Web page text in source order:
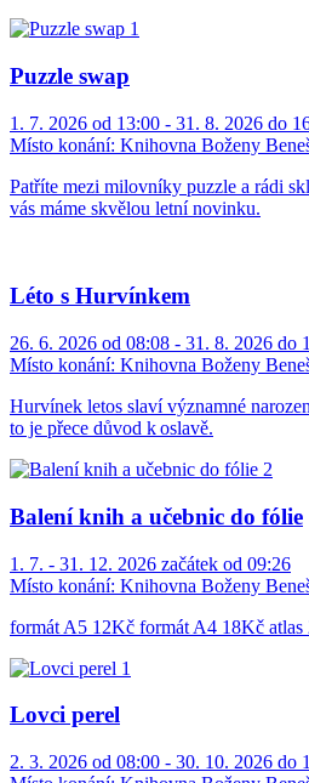
Puzzle swap
1. 7. 2026 od 13:00 - 31. 8. 2026 do
Místo konání: Knihovna Boženy
Patříte mezi milovníky puzzle a rádi
vás máme skvělou letní novinku.
Léto s Hurvínkem
26. 6. 2026 od 08:08 - 31. 8. 2026 do
Místo konání: Knihovna Boženy
Hurvínek letos slaví významné
to je přece důvod k oslavě.
Balení knih a učebnic do fólie
1. 7. - 31. 12. 2026 začátek od 09:26
Místo konání: Knihovna Boženy
formát A5 12Kč formát A4 18Kč atlas
Lovci perel
2. 3. 2026 od 08:00 - 30. 10. 2026 do